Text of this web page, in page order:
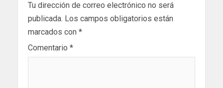
Tu dirección de correo electrónico no será
publicada. Los campos obligatorios están
marcados con *
Comentario *